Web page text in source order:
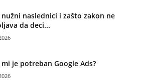
nužni naslednici i zašto zakon ne
da deci...
je potreban Google Ads?